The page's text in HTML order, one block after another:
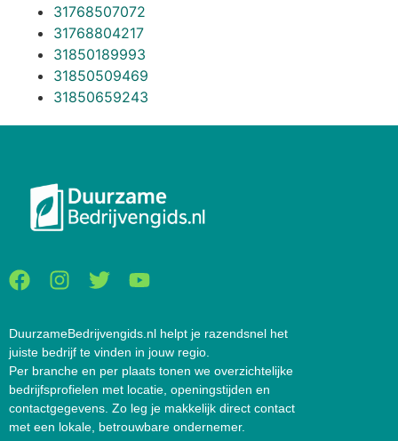
31768507072
31768804217
31850189993
31850509469
31850659243
DuurzameBedrijvengids.nl helpt je razendsnel het
juiste bedrijf te vinden in jouw regio.
Per branche en per plaats tonen we overzichtelijke
bedrijfsprofielen met locatie, openingstijden en
contactgegevens. Zo leg je makkelijk direct contact
met een lokale, betrouwbare ondernemer.